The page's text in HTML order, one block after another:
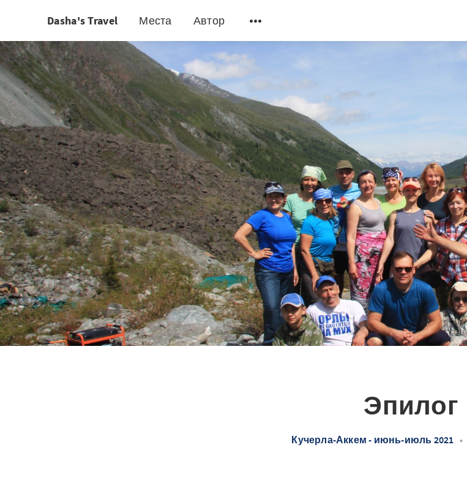
Dasha's Travel Места Автор
Эпилог
Кучерла-Аккем - июнь-июль 2021 •